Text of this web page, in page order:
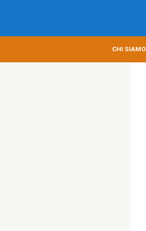
CHI SIAMO